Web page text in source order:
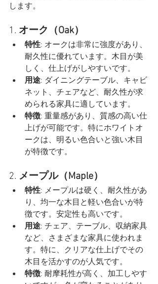
します。
1. オーク（Oak）
特性: オークは非常に強度があり、
耐久性に優れています。木目が美
しく、仕上げがしやすいです。
用途: ダイニングテーブル、キャビ
ネット、チェアなど、耐久性が求
められる家具に適しています。
特徴: 重量感があり、質感の高い仕
上げが可能です。特にホワイトオ
ークは、明るい色合いと強い木目
が特徴です。
2. メープル（Maple）
特性: メープルは硬く、耐久性があ
り、均一な木目と軽い色合いが特
徴です。安定性も高いです。
用途: チェア、テーブル、収納家具
など、さまざまな家具に使われま
す。特に、クリアな仕上げでその
木目を活かすのが人気です。
特徴: 耐摩耗性が高く、加工しやす